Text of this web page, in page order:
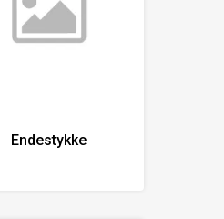
Endestykke